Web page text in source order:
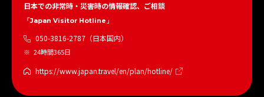
日本での非常時・災害時の情報確認、ご相談
「Japan Visitor Hotline」
050-3816-2787（日本国内）
24時間365日
https://www.japan.travel/en/plan/hotline/